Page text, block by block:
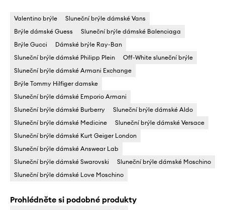
Valentino brýle
Sluneční brýle dámské Vans
Brýle dámské Guess
Sluneční brýle dámské Balenciaga
Brýle Gucci
Dámské brýle Ray-Ban
Sluneční brýle dámské Philipp Plein
Off-White sluneční brýle
Sluneční brýle dámské Armani Exchange
Brýle Tommy Hilfiger damske
Sluneční brýle dámské Emporio Armani
Sluneční brýle dámské Burberry
Sluneční brýle dámské Aldo
Sluneční brýle dámské Medicine
Sluneční brýle dámské Versace
Sluneční brýle dámské Kurt Geiger London
Sluneční brýle dámské Answear Lab
Sluneční brýle dámské Swarovski
Sluneční brýle dámské Moschino
Sluneční brýle dámské Love Moschino
Prohlédněte si podobné produkty